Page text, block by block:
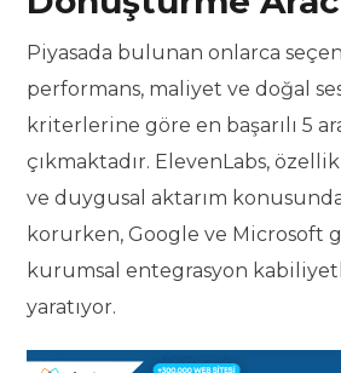
Piyasada bulunan onlarca
performans, maliyet ve doğal
kriterlerine göre en başarılı 5
çıkmaktadır. ElevenLabs,
ve duygusal aktarım
korurken, Google ve Microsoft
kurumsal entegrasyon
yaratıyor.